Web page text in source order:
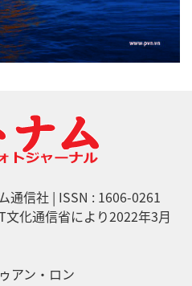
通信社 | ISSN : 1606-0261
化通信省により2022年3月
アン・ロン